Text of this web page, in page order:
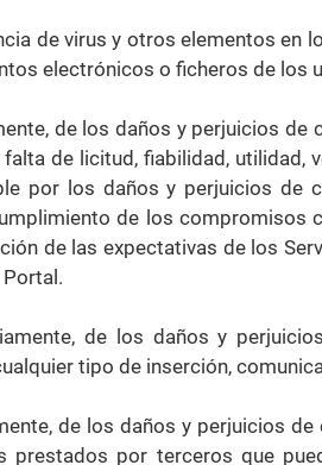
de virus y otros elementos
electrónicos o ficheros de los
de los daños y perjuicios
de licitud, fiabilidad, utilidad,
por los daños y perjuicios de
de los
de las expectativas de los
de los daños y
tipo de inserción,
de los daños y perjuicios
por terceros que